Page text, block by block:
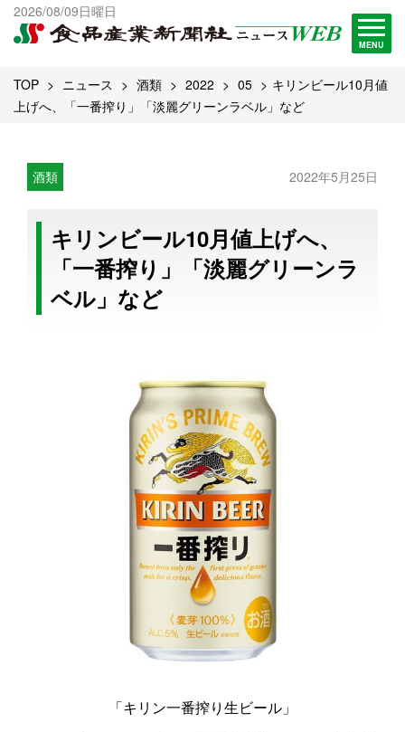
2026/08/09日曜日
MENU
出版物一覧へ
試読・購読申し込み
TOP ニュース 酒類 2022 05
キリンビール10月値
上げへ、「一番搾り」「淡麗グリーンラベル」など
酒類 2022年5月25日
キリンビール10月値上げへ、
「一番搾り」「淡麗グリーンラ
ベル」など
「キリン一番搾り生ビール」